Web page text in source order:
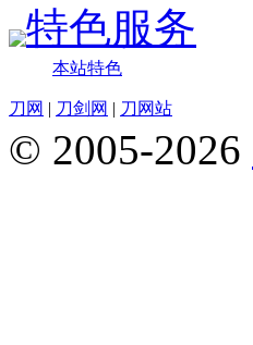
特色服务
本站特色
刀网 | 刀剑网 | 刀网站
© 2005-2026